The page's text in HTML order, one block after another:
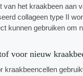
van het kraakbeen aan
collageen type II
kunnen gebruiken om
voor nieuw
kraakbeencellen